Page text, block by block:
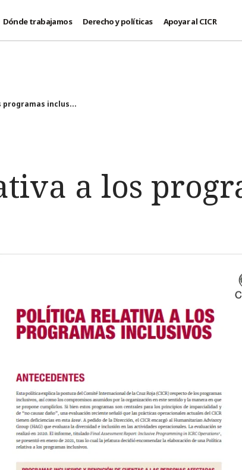
Dónde trabajamos Derecho y políticas Apoyar al CICR
inclus...
a los